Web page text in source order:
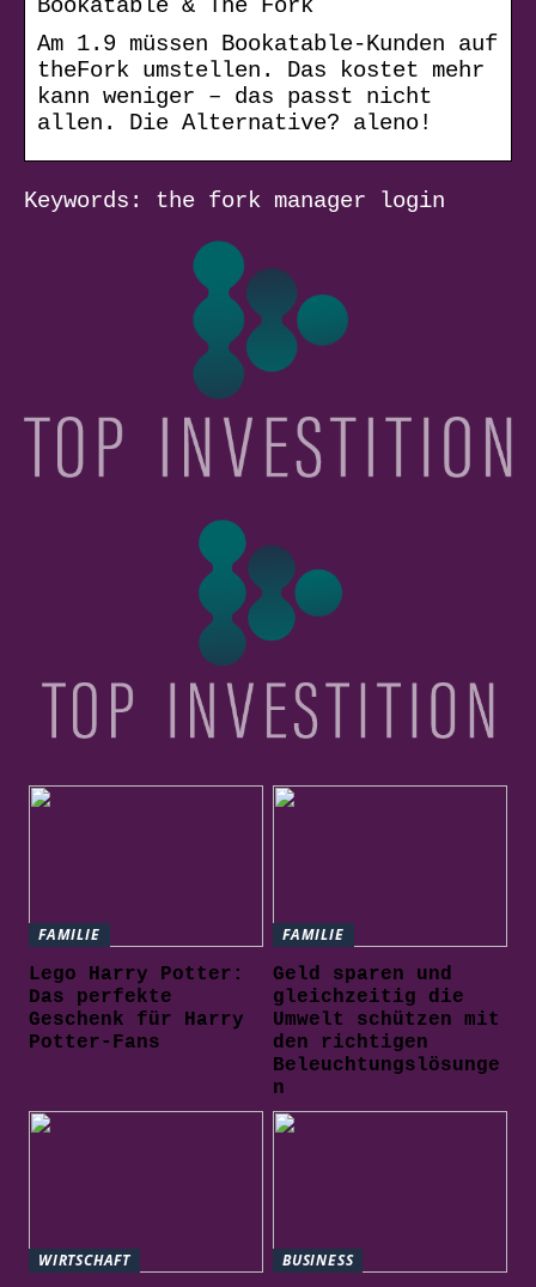
Bookatable & The Fork
Am 1.9 müssen Bookatable-Kunden auf
theFork umstellen. Das kostet mehr
kann weniger – das passt nicht
allen. Die Alternative? aleno!
Keywords: the fork manager login
FAMILIE
Lego Harry Potter:
Das perfekte
Geschenk für Harry
Potter-Fans
FAMILIE
Geld sparen und
gleichzeitig die
Umwelt schützen mit
den richtigen
Beleuchtungslösunge
n
WIRTSCHAFT BUSINESS